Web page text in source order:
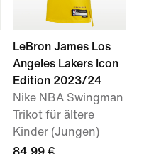
LeBron James Los
Angeles Lakers Icon
Edition 2023/24
Nike NBA Swingman
Trikot für ältere
Kinder (Jungen)
84,99 €